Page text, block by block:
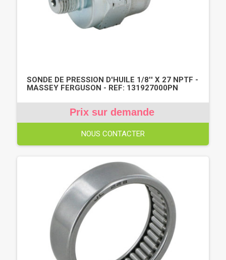
SONDE DE PRESSION D'HUILE 1/8'' X 27 NPTF -
MASSEY FERGUSON - REF: 131927000PN
Prix sur demande
NOUS CONTACTER